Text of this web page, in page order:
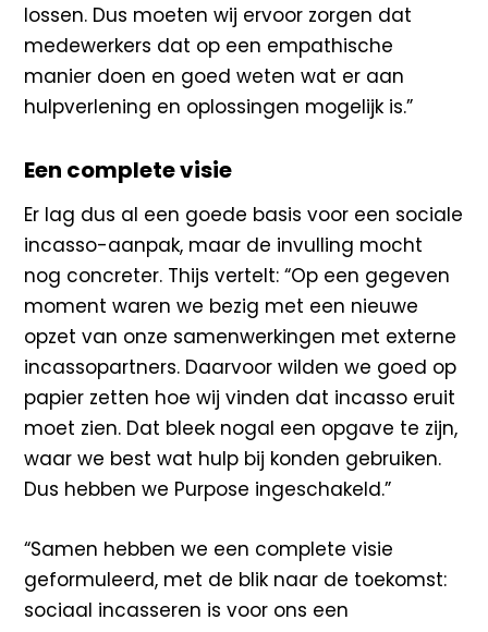
lossen. Dus moeten wij ervoor zorgen dat
medewerkers dat op een empathische
manier doen en goed weten wat er aan
hulpverlening en oplossingen mogelijk is.”
Een complete visie
Er lag dus al een goede basis voor een sociale
incasso-aanpak, maar de invulling mocht
nog concreter. Thijs vertelt: “Op een gegeven
moment waren we bezig met een nieuwe
opzet van onze samenwerkingen met externe
incassopartners. Daarvoor wilden we goed op
papier zetten hoe wij vinden dat incasso eruit
moet zien. Dat bleek nogal een opgave te zijn,
waar we best wat hulp bij konden gebruiken.
Dus hebben we Purpose ingeschakeld.”
“Samen hebben we een complete visie
geformuleerd, met de blik naar de toekomst:
sociaal incasseren is voor ons een